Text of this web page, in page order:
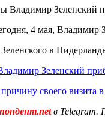
Владимир Зеленский
4 мая, Владимир
в
Зеленский
причину своего визита
в Telegram.